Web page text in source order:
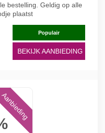
bestelling. Geldig op alle
plaatst
Populair
BEKIJK AANBIEDING
Aanbieding